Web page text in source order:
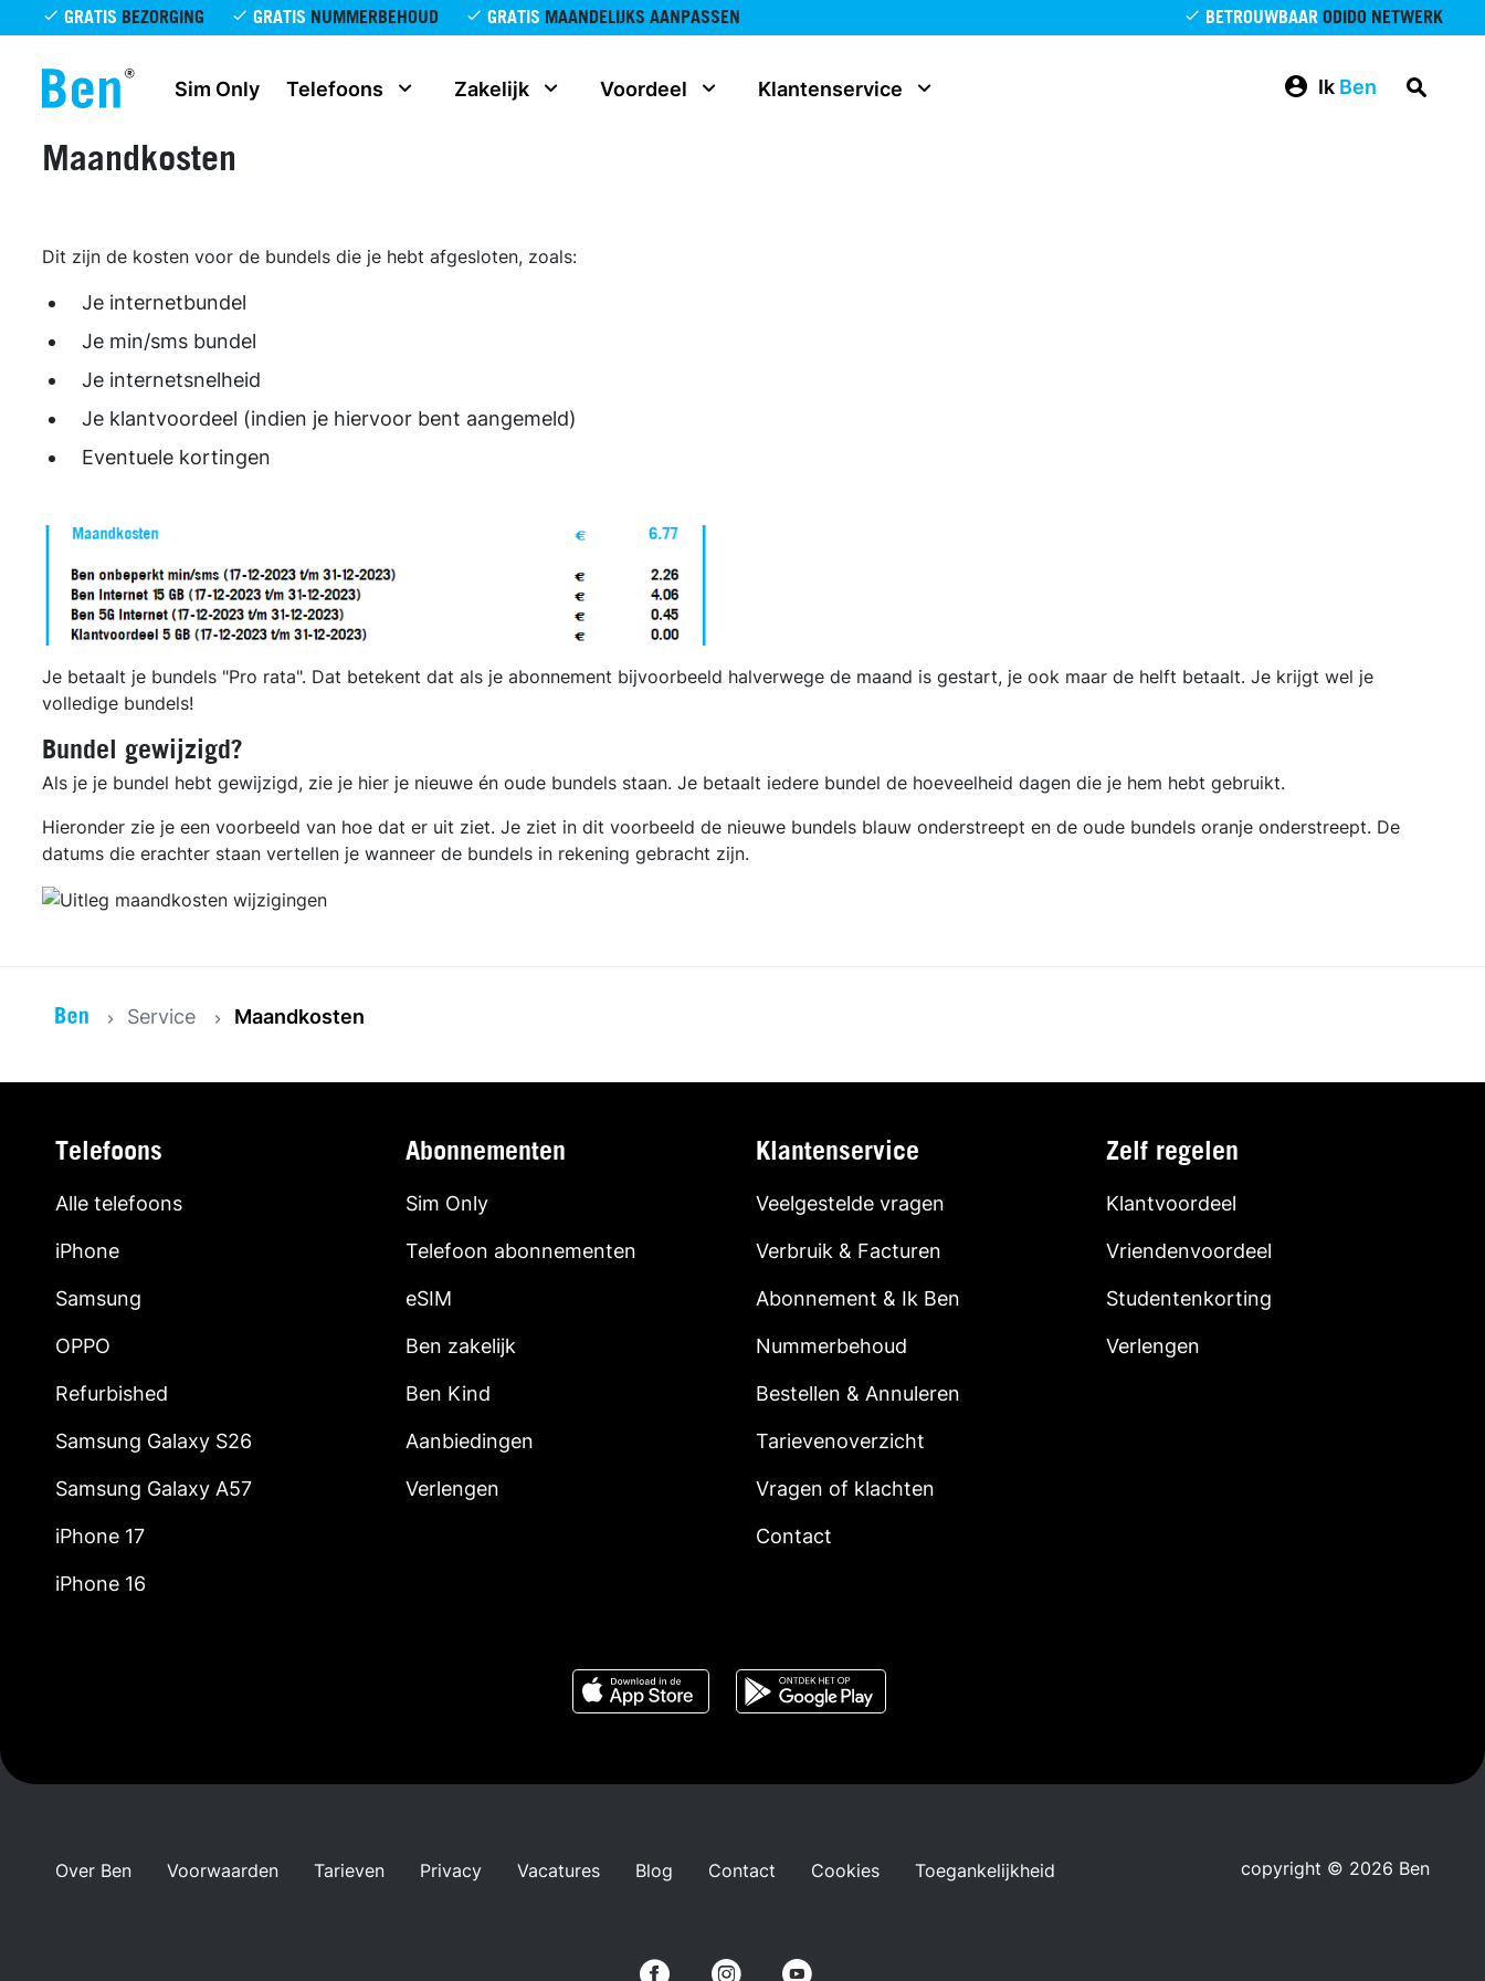
Overslaan en naar de inhoud gaan
GRATIS BEZORGING GRATIS NUMMERBEHOUD GRATIS MAANDELIJKS AANPASSEN BETROUWBAAR ODIDO NETWERK
Sim Only Telefoons Zakelijk Voordeel Klantenservice Ik Ben
Maandkosten
Dit zijn de kosten voor de bundels die je hebt afgesloten, zoals:
Je internetbundel
Je min/sms bundel
Je internetsnelheid
Je klantvoordeel (indien je hiervoor bent aangemeld)
Eventuele kortingen
Je betaalt je bundels "Pro rata". Dat betekent dat als je abonnement bijvoorbeeld halverwege de maand is gestart, je ook maar de helft betaalt. Je krijgt wel je
volledige bundels!
Bundel gewijzigd?
Als je je bundel hebt gewijzigd, zie je hier je nieuwe én oude bundels staan. Je betaalt iedere bundel de hoeveelheid dagen die je hem hebt gebruikt.
Hieronder zie je een voorbeeld van hoe dat er uit ziet. Je ziet in dit voorbeeld de nieuwe bundels blauw onderstreept en de oude bundels oranje onderstreept. De
datums die erachter staan vertellen je wanneer de bundels in rekening gebracht zijn.
Service Maandkosten
Telefoons
Alle telefoons
iPhone
Samsung
OPPO
Refurbished
Samsung Galaxy S26
Samsung Galaxy A57
iPhone 17
iPhone 16
Abonnementen
Sim Only
Telefoon abonnementen
eSIM
Ben zakelijk
Ben Kind
Aanbiedingen
Verlengen
Klantenservice
Veelgestelde vragen
Verbruik & Facturen
Abonnement & Ik Ben
Nummerbehoud
Bestellen & Annuleren
Tarievenoverzicht
Vragen of klachten
Contact
Zelf regelen
Klantvoordeel
Vriendenvoordeel
Studentenkorting
Verlengen
Over Ben Voorwaarden Tarieven Privacy Vacatures Blog Contact Cookies Toegankelijkheid copyright © 2026 Ben